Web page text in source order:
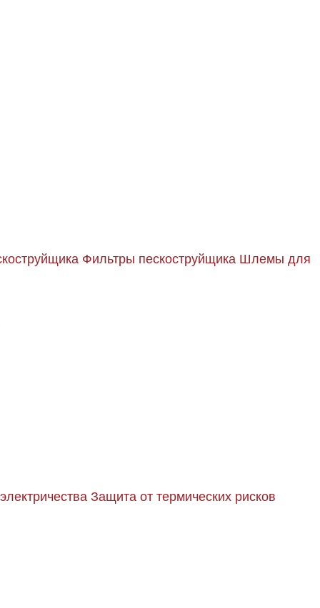
Фильтры пескоструйщика Шлемы для
Защита от термических рисков